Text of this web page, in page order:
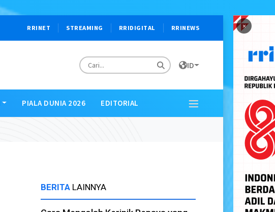
×
RRINET STREAMING RRIDIGITAL RRINEWS
ID
PIALA DUNIA 2026 EDITORIAL
BERITA LAINNYA